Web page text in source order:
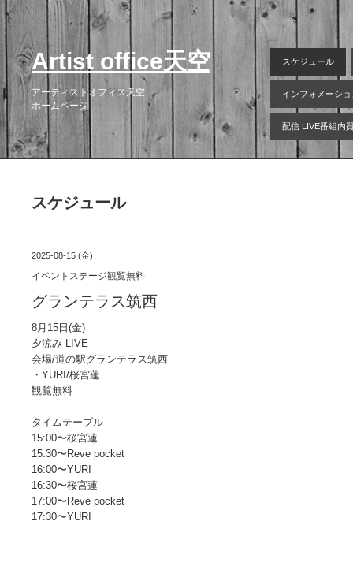
Artist office天空
アーティストオフィス天空
ホームページ
スケジュール
インフォメーショ
配信 LIVE番組内
スケジュール
2025-08-15 (金)
イベントステージ観覧無料
グランテラス筑西
8月15日(金)
夕涼み LIVE
会場/道の駅グランテラス筑西
・YURI/桜宮蓮
観覧無料
タイムテーブル
15:00〜桜宮蓮
15:30〜Reve pocket
16:00〜YURI
16:30〜桜宮蓮
17:00〜Reve pocket
17:30〜YURI